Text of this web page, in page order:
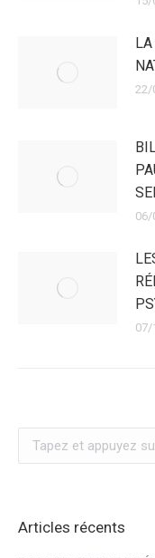
22/
06/
07/
Articles récents